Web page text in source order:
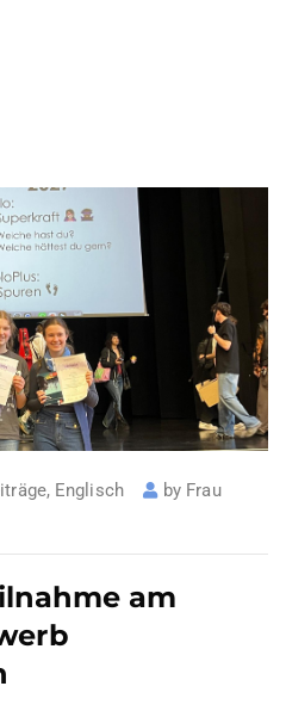
, Englisch by Frau
am